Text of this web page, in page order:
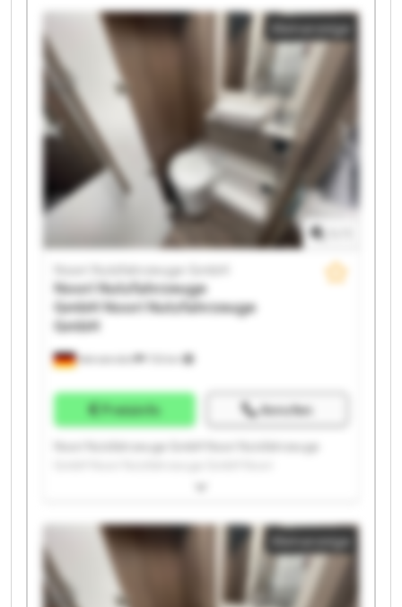
GmbH Noori Nutzfahrzeuge GmbH Noori
Nutzfahrzeuge GmbH Noori Nutzfahrzeuge GmbH
Noori Nutzfahrzeuge GmbH Noori Nutzfahrzeuge
GmbH Noori Nutzfahrzeuge GmbH Noori
Nutzfahrzeuge GmbH Noori Nutzfahrzeuge GmbH
Noori Nutzfahrzeuge GmbH Noori Nutzfahrzeuge
GmbH Noori Nutzfahrzeuge GmbH Noori
Nutzfahrzeuge GmbH Noori Nutzfahrzeuge GmbH
Kleinanzeige
Wenzendorf
Noori Nutzfahrzeuge GmbH
Noori Nutzfahrzeuge
GmbHNoori Nutzfahrzeuge
GmbH
Preisinfo Anrufen
Noori Nutzfahrzeuge GmbH Noori Nutzfahrzeuge
Nutzfahrzeuge GmbH Noori Nutzfahrzeuge GmbH
GmbH Noori Nutzfahrzeuge GmbH Noori
Nutzfahrzeuge GmbH Noori Nutzfahrzeuge GmbH
Noori Nutzfahrzeuge GmbH Noori Nutzfahrzeuge
GmbH Noori Nutzfahrzeuge GmbH Noori
Nutzfahrzeuge GmbH Noori Nutzfahrzeuge GmbH
Kleinanzeige